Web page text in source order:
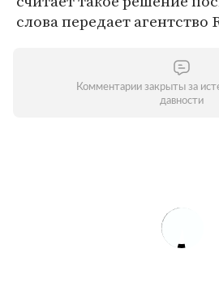
слова передает агентство
Комментарии закрыты за
давности